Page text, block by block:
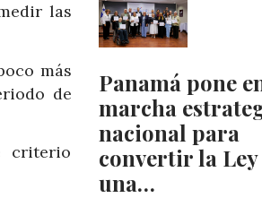
las
más
de
criterio
Panamá pone
marcha
nacional para
convertir la Ley
una…